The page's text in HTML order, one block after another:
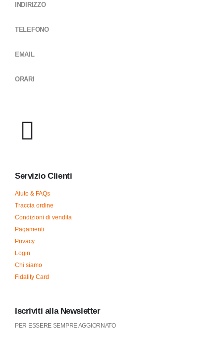
INDIRIZZO
TELEFONO
EMAIL
ORARI
Servizio Clienti
Aiuto & FAQs
Traccia ordine
Condizioni di vendita
Pagamenti
Privacy
Login
Chi siamo
Fidality Card
Iscriviti alla Newsletter
PER ESSERE SEMPRE AGGIORNATO